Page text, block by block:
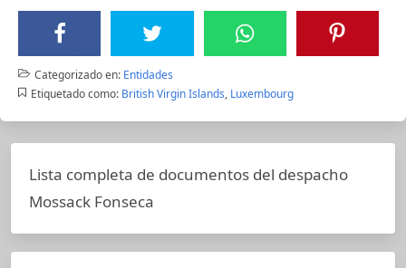
Categorizado en: Entidades
Etiquetado como: British Virgin Islands, Luxembourg
Lista completa de documentos del despacho
Mossack Fonseca